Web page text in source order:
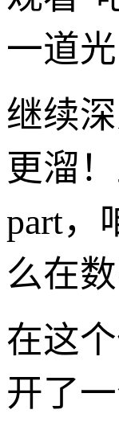
一道
继续
更溜
part，
么在
在这
开了